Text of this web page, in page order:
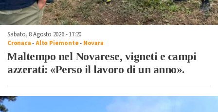
Sabato, 8 Agosto 2026 - 17:20
Cronaca-Alto Piemonte- Novara
Maltempo nel Novarese, vigneti e campi
azzerati: «Perso il lavoro di un anno».